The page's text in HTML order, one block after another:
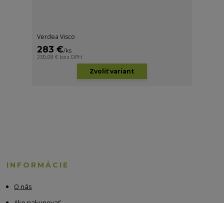
Verdea Visco
283 €/ks
230,08 € bez DPH
Zvoliť variant
INFORMÁCIE
O nás